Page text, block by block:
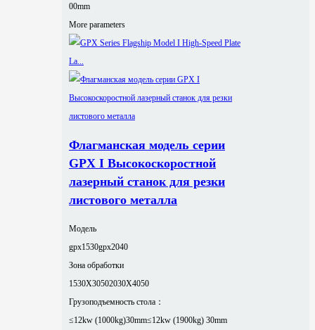
00mm
More parameters
Флагманская модель серии
GPX I Высокоскоростной
лазерный станок для резки
листового металла
Модель
gpx1530gpx2040
Зона обработки
1530X30502030X4050
Грузоподъемность стола：
≤12kw (1000kg)30mm≤12kw (1900kg) 30mm